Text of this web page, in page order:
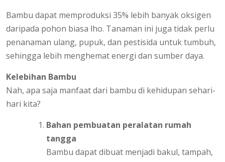
Bambu dapat memproduksi 35% lebih banyak oksigen
daripada pohon biasa lho. Tanaman ini juga tidak perlu
penanaman ulang, pupuk, dan pestisida untuk tumbuh,
sehingga lebih menghemat energi dan sumber daya.
Kelebihan Bambu
Nah, apa saja manfaat dari bambu di kehidupan sehari-
hari kita?
Bahan pembuatan peralatan rumah
tangga
Bambu dapat dibuat menjadi bakul, tampah,